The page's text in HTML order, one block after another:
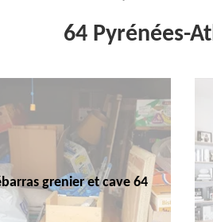
64 Pyrénées-
grenier et cave 64